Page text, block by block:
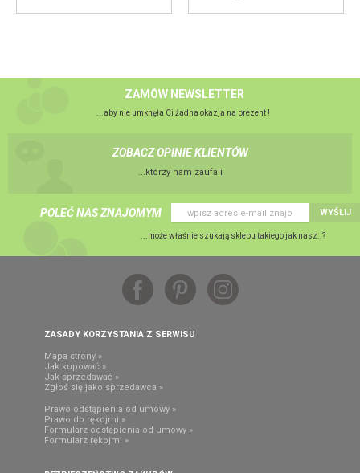
ZAMÓW NEWSLETTER
...aby nie umknęła Ci żadna okazja na prezent !
ZOBACZ OPINIE KLIENTÓW
...którzy nam zaufali
POLEĆ NAS ZNAJOMYM WYŚLIJ
...może właśnie szukają sklepu takiego jak nasz..?
ZASADY KORZYSTANIA Z SERWISU
Mapa strony »
Jak kupować »
Jak sprzedawać »
Zgłoś się jako sprzedawca »
Prawo odstąpienia od umowy »
Prawo do rękojmi »
Formularz odstąpienia od umowy »
Formularz rękojmi »